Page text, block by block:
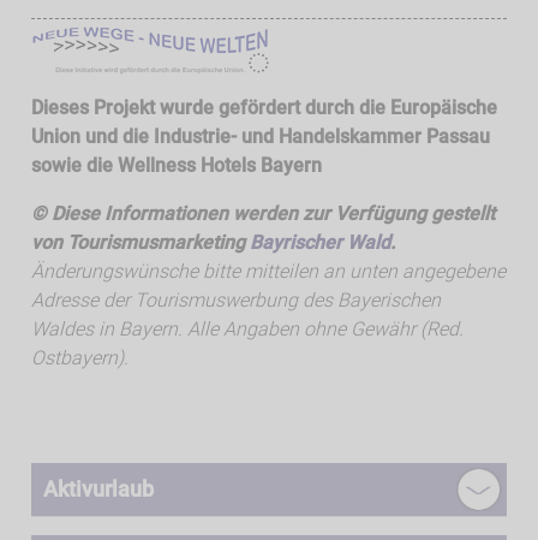
Dieses Projekt wurde gefördert durch die Europäische
Union und die Industrie- und Handelskammer Passau
sowie dieWellness Hotels Bayern
© Diese Informationen werden zur Verfügung gestellt
von TourismusmarketingBayrischer Wald.
Änderungswünsche bitte mitteilen an unten angegebene
Adresse der Tourismuswerbung des Bayerischen
Waldes in Bayern. Alle Angaben ohne Gewähr (Red.
Ostbayern).
Aktivurlaub